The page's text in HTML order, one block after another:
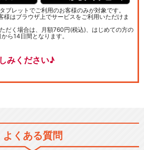
ブレットでご利用のお客様のみが対象です。
様はブラウザ上でサービスをご利用いただけま
だく場合は、月額760円(税込)、はじめての方の
ら14日間となります。
みください♪
よくある質問